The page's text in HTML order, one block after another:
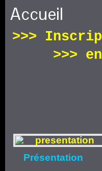
Accueil
>>>
>>>
Présentation